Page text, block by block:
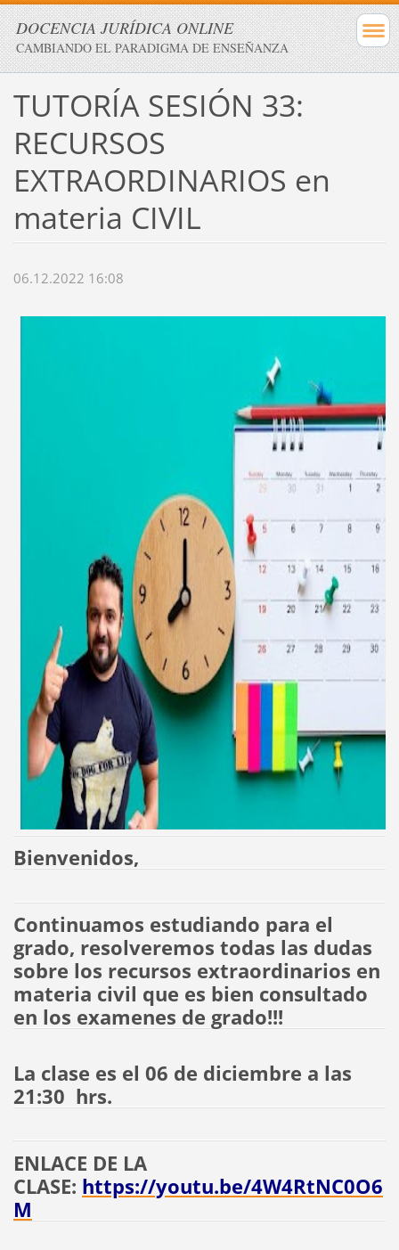
DOCENCIA JURÍDICA ONLINE
CAMBIANDO EL PARADIGMA DE ENSEÑANZA
TUTORÍA SESIÓN 33:
RECURSOS
EXTRAORDINARIOS en
materia CIVIL
06.12.2022 16:08
Bienvenidos,
Continuamos estudiando para el
grado, resolveremos todas las dudas
sobre los recursos extraordinarios en
materia civil que es bien consultado
en los examenes de grado!!!
La clase es el 06 de diciembre a las
21:30 hrs.
ENLACE DE LA
CLASE: https://youtu.be/4W4RtNC0O6
M